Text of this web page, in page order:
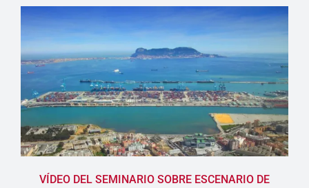
VÍDEO DEL SEMINARIO SOBRE ESCENARIO DE